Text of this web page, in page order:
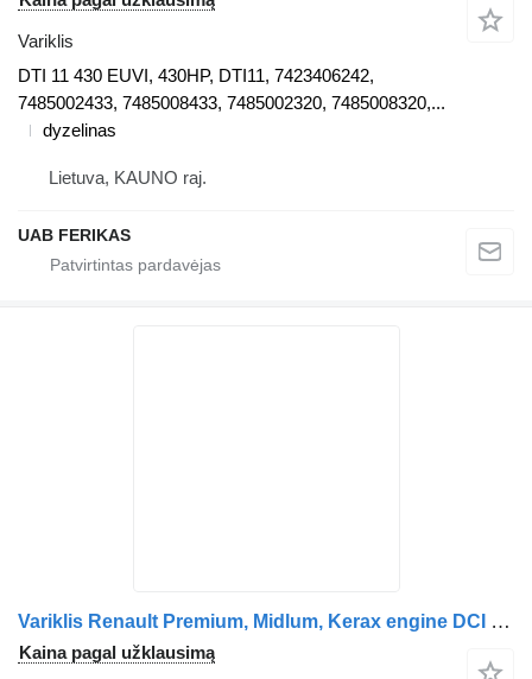
Variklis
DTI 11 430 EUVI, 430HP, DTI11, 7423406242,
7485002433, 7485008433, 7485002320, 7485008320,...
dyzelinas
Lietuva, KAUNO raj.
UAB FERIKAS
Variklis Renault Premium, Midlum, Kerax engine DCI 340, 380, 420, 309 KW, EURO 3 Renault vilkiko Renault Premium DCI MIDLUM, KERAX
Kaina pagal užklausimą